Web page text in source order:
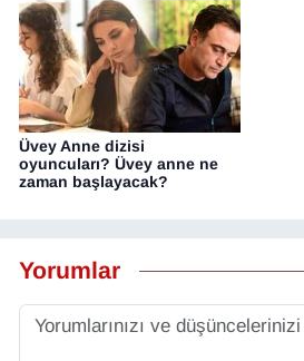
Üvey Anne dizisi
oyuncuları? Üvey anne ne
zaman başlayacak?
Yorumlar